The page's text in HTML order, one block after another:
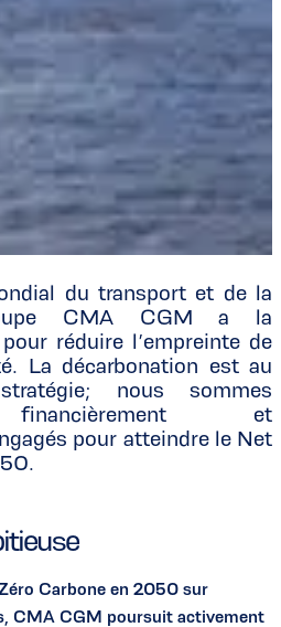
du transport et de la
CMA CGM a la
réduire l’empreinte de
La décarbonation est au
nous sommes
financièrement et
pour atteindre le Net
Carbone en 2050 sur
CMA CGM poursuit activement